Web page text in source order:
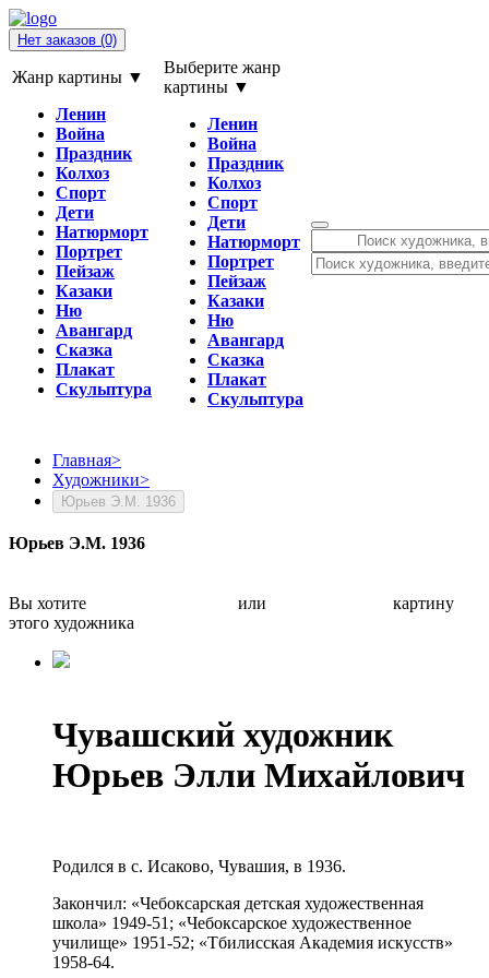
Нет заказов (0)
Жанр картины ▼
Ленин
Война
Праздник
Колхоз
Спорт
Дети
Натюрморт
Портрет
Пейзаж
Казаки
Ню
Авангард
Сказка
Плакат
Скульптура
Выберите жанр
картины ▼
Ленин
Война
Праздник
Колхоз
Спорт
Дети
Натюрморт
Портрет
Пейзаж
Казаки
Ню
Авангард
Сказка
Плакат
Скульптура
Главная>
Художники>
Юрьев Э.М. 1936
Юрьев Э.М. 1936
Вы хотите или
картину
этого художника
Чувашский художник
Юрьев Элли Михайлович
Родился в с. Исаково, Чувашия, в 1936.
Закончил: «Чебоксарская детская художественная
школа» 1949-51; «Чебоксарское художественное
училище» 1951-52; «Тбилисская Академия искусств»
1958-64.